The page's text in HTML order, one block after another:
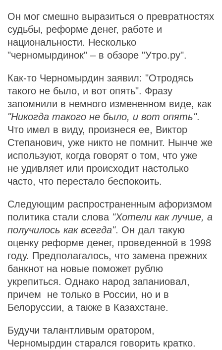
Он мог смешно выразиться о превратностях
судьбы, реформе денег, работе и
национальности. Несколько
"черномырдинок" – в обзоре "Утро.ру".
Как-то Черномырдин заявил: "Отродясь
такого не было, и вот опять". Фразу
запомнили в немного измененном виде, как
"Никогда такого не было, и вот опять".
Что имел в виду, произнеся ее, Виктор
Степанович, уже никто не помнит. Нынче же
используют, когда говорят о том, что уже
не удивляет или происходит настолько
часто, что перестало беспокоить.
Следующим распространенным афоризмом
политика стали слова "Хотели как лучше, а
получилось как всегда". Он дал такую
оценку реформе денег, проведенной в 1998
году. Предполагалось, что замена прежних
банкнот на новые поможет рублю
укрепиться. Однако народ запаниовал,
причем не только в России, но и в
Белоруссии, а также в Казахстане.
Будучи талантливым оратором,
Черномырдин старался говорить кратко.